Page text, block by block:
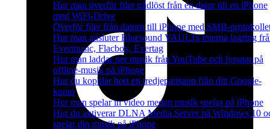
Hur man överför filer trådlöst från en dator till en iPhone
med WiFi-Drive
Överför filer från datorn till iPhone med SMB-
Hur man ansluter Bluesound VAULTs interna lagring
Evermusic, Flacbox, Evertag
Hur man laddar ner musik från YouTube och lyssnar på
offline-musik på iPhone
Hur du kopplar bort en tredjepartsapp från ditt Google-
konto
Hur man spelar in video medan musik spelas på iPhone
Hur du aktiverar DLNA Media Server på Windows 10
spelar din musik på iPhone